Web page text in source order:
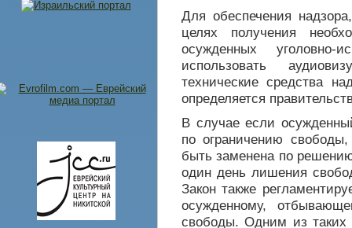
Для обеспечения
целях получения
осужденных уголовно-
использовать
технические средства
определяется
В случае если
по ограничению
быть заменена по
один день лишения
Закон также
осужденному,
свободы. Одним из таких